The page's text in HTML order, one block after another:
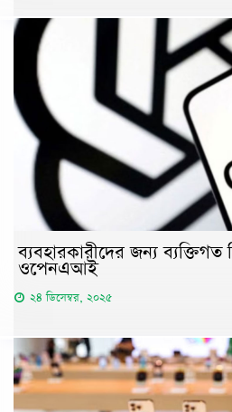
ব্যবহারকারীদের জন্য
ওপেনএআই
২৪ ডিসেম্বর, ২০২৫